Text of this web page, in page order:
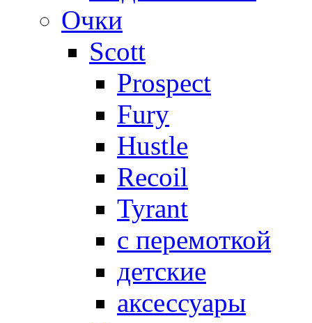
Очки
Scott
Prospect
Fury
Hustle
Recoil
Tyrant
с перемоткой
детские
аксессуары